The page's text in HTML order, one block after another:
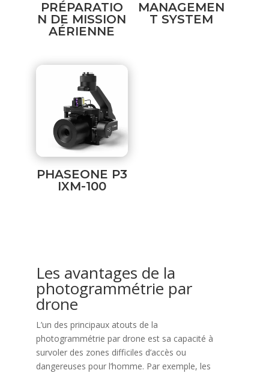
PRÉPARATIO
N DE MISSION
AÉRIENNE
MANAGEMEN
T SYSTEM
PHASEONE P3
IXM-100
Les avantages de la
photogrammétrie par
drone
L’un des principaux atouts de la
photogrammétrie par drone est sa capacité à
survoler des zones difficiles d’accès ou
dangereuses pour l’homme. Par exemple, les